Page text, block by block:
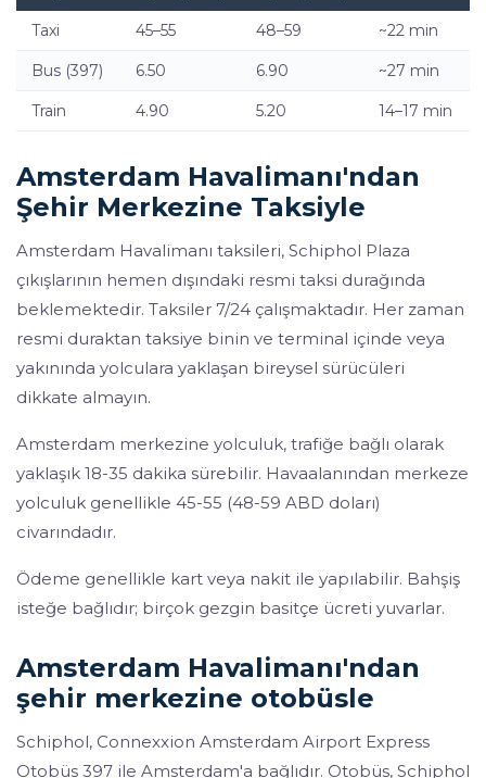
Taxi 45–55 48–59 ~22 min
Bus (397) 6.50 6.90 ~27 min
Train 4.90 5.20 14–17 min
Amsterdam Havalimanı'ndan
Şehir Merkezine Taksiyle
Amsterdam Havalimanı taksileri, Schiphol Plaza
çıkışlarının hemen dışındaki resmi taksi durağında
beklemektedir. Taksiler 7/24 çalışmaktadır. Her zaman
resmi duraktan taksiye binin ve terminal içinde veya
yakınında yolculara yaklaşan bireysel sürücüleri
dikkate almayın.
Amsterdam merkezine yolculuk, trafiğe bağlı olarak
yaklaşık 18-35 dakika sürebilir. Havaalanından merkeze
yolculuk genellikle 45-55 (48-59 ABD doları)
civarındadır.
Ödeme genellikle kart veya nakit ile yapılabilir. Bahşiş
isteğe bağlıdır; birçok gezgin basitçe ücreti yuvarlar.
Amsterdam Havalimanı'ndan
şehir merkezine otobüsle
Schiphol, Connexxion Amsterdam Airport Express
Otobüs 397 ile Amsterdam'a bağlıdır. Otobüs, Schiphol